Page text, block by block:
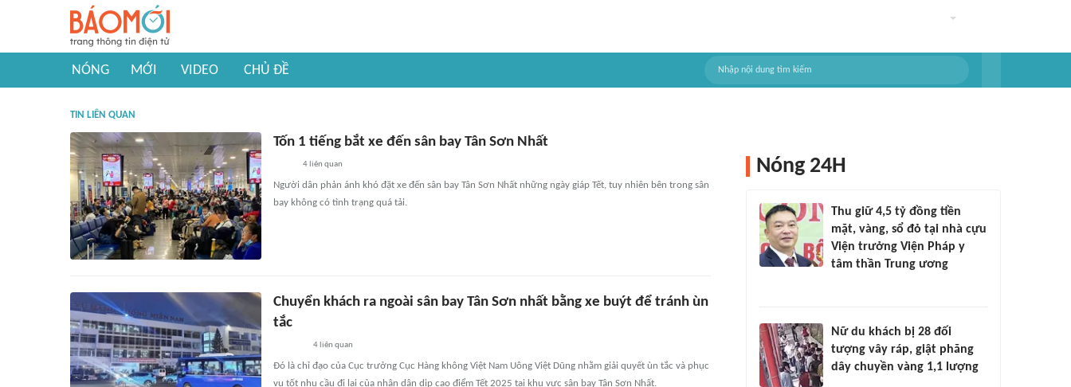
NÓNG MỚI VIDEO CHỦ ĐỀ
TIN LIÊN QUAN
Tốn 1 tiếng bắt xe đến sân bay Tân Sơn Nhất
4liên quan
Người dân phản ánh khó đặt xe đến sân bay Tân Sơn Nhất những ngày giáp Tết, tuy nhiên bên trong sân
bay không có tình trạng quá tải.
Chuyển khách ra ngoài sân bay Tân Sơn nhất bằng xe buýt để tránh ùn
tắc
4 liên quan
Đó là chỉ đạo của Cục trưởng Cục Hàng không Việt Nam Uông Việt Dũng nhằm giải quyết ùn tắc và phục
vụ tốt nhu cầu đi lại của nhân dân dịp cao điểm Tết 2025 tại khu vực sân bay Tân Sơn Nhất.
Nóng 24H
Thu giữ 4,5 tỷ đồng tiền
mặt, vàng, sổ đỏ tại nhà cựu
Viện trưởng Viện Pháp y
tâm thần Trung ương
Nữ du khách bị 28 đối
tượng vây ráp, giật phăng
dây chuyền vàng 1,1 lượng